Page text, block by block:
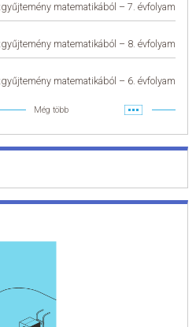
matematikából – 7. évfolyam
matematikából – 8. évfolyam
matematikából – 6. évfolyam
Még több